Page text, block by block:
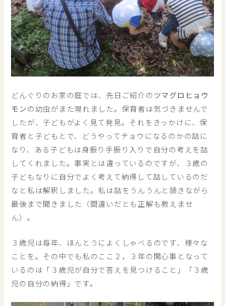
どんぐりのお家の庭では、先日ご紹介のツマグロヒョウ
モンの幼虫がまた現れました。保育者は気づきませんで
したが、子どもがよく見て発見。それをきっかけに、保
育者と子どもとで、どうやってチョウになるのかの話に
なり、ある子どもは身振り手振り入りで自分の考えを話
してくれました。事実とは違っているのですが、３歳の
子どもなりに自分でよく考えて納得して話しているのだ
なと私は解釈しました。私は話をうんうんと頷きながら
最後まで聞きました（間違いだとも正解も教えませ
ん）。
３歳児は毎年、ほんとうによくしゃべるのです、様々な
ことを。その中でも私のここ２，３年の関心事となって
いるのは「３歳児が自分で答えを見つけること」「３歳
児の自分の納得」です。